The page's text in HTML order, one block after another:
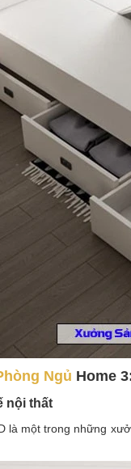
Ngủ Home
nội thất
là một trong những